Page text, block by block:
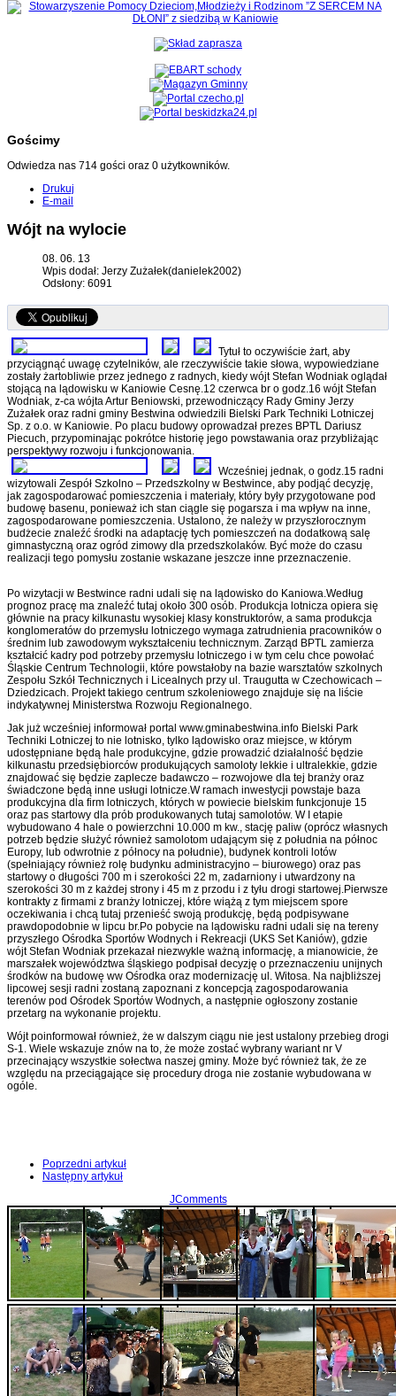
Gościmy
Odwiedza nas 714 gości oraz 0 użytkowników.
Drukuj
E-mail
Wójt na wylocie
08. 06. 13
Wpis dodał: Jerzy Zużałek(danielek2002)
Odsłony: 6091
Tytuł to oczywiście żart, aby
przyciągnąć uwagę czytelników, ale rzeczywiście takie słowa, wypowiedziane
zostały żartobliwie przez jednego z radnych, kiedy wójt Stefan Wodniak oglądał
stojącą na lądowisku w Kaniowie Cesnę.12 czerwca br o godz.16 wójt Stefan
Wodniak, z-ca wójta Artur Beniowski, przewodniczący Rady Gminy Jerzy
Zużałek oraz radni gminy Bestwina odwiedzili Bielski Park Techniki Lotniczej
Sp. z o.o. w Kaniowie. Po placu budowy oprowadzał prezes BPTL Dariusz
Piecuch, przypominając pokrótce historię jego powstawania oraz przybliżając
perspektywy rozwoju i funkcjonowania.
Wcześniej jednak, o godz.15 radni
wizytowali Zespół Szkolno – Przedszkolny w Bestwince, aby podjąć decyzję,
jak zagospodarować pomieszczenia i materiały, który były przygotowane pod
budowę basenu, ponieważ ich stan ciągle się pogarsza i ma wpływ na inne,
zagospodarowane pomieszczenia. Ustalono, że należy w przyszłorocznym
budżecie znaleźć środki na adaptację tych pomieszczeń na dodatkową salę
gimnastyczną oraz ogród zimowy dla przedszkolaków. Być może do czasu
realizacji tego pomysłu zostanie wskazane jeszcze inne przeznaczenie.
Po wizytacji w Bestwince radni udali się na lądowisko do Kaniowa.Według
prognoz pracę ma znaleźć tutaj około 300 osób. Produkcja lotnicza opiera się
głównie na pracy kilkunastu wysokiej klasy konstruktorów, a sama produkcja
konglomeratów do przemysłu lotniczego wymaga zatrudnienia pracowników o
średnim lub zawodowym wykształceniu technicznym. Zarząd BPTL zamierza
kształcić kadry pod potrzeby przemysłu lotniczego i w tym celu chce powołać
Śląskie Centrum Technologii, które powstałoby na bazie warsztatów szkolnych
Zespołu Szkół Technicznych i Licealnych przy ul. Traugutta w Czechowicach –
Dziedzicach. Projekt takiego centrum szkoleniowego znajduje się na liście
indykatywnej Ministerstwa Rozwoju Regionalnego.
Jak już wcześniej informował portal www.gminabestwina.info Bielski Park
Techniki Lotniczej to nie lotnisko, tylko lądowisko oraz miejsce, w którym
udostępniane będą hale produkcyjne, gdzie prowadzić działalność będzie
kilkunastu przedsiębiorców produkujących samoloty lekkie i ultralekkie, gdzie
znajdować się będzie zaplecze badawczo – rozwojowe dla tej branży oraz
świadczone będą inne usługi lotnicze.W ramach inwestycji powstaje baza
produkcyjna dla firm lotniczych, których w powiecie bielskim funkcjonuje 15
oraz pas startowy dla prób produkowanych tutaj samolotów. W I etapie
wybudowano 4 hale o powierzchni 10.000 m kw., stację paliw (oprócz własnych
potrzeb będzie służyć również samolotom udającym się z południa na północ
Europy, lub odwrotnie z północy na południe), budynek kontroli lotów
(spełniający również rolę budynku administracyjno – biurowego) oraz pas
startowy o długości 700 m i szerokości 22 m, zadarniony i utwardzony na
szerokości 30 m z każdej strony i 45 m z przodu i z tyłu drogi startowej.Pierwsze
kontrakty z firmami z branży lotniczej, które wiążą z tym miejscem spore
oczekiwania i chcą tutaj przenieść swoją produkcję, będą podpisywane
prawdopodobnie w lipcu br.Po pobycie na lądowisku radni udali się na tereny
przyszłego Ośrodka Sportów Wodnych i Rekreacji (UKS Set Kaniów), gdzie
wójt Stefan Wodniak przekazał niezwykle ważną informację, a mianowicie, że
marszałek województwa śląskiego podpisał decyzję o przeznaczeniu unijnych
środków na budowę ww Ośrodka oraz modernizację ul. Witosa. Na najbliższej
lipcowej sesji radni zostaną zapoznani z koncepcją zagospodarowania
terenów pod Ośrodek Sportów Wodnych, a następnie ogłoszony zostanie
przetarg na wykonanie projektu.
Wójt poinformował również, że w dalszym ciągu nie jest ustalony przebieg drogi
S-1. Wiele wskazuje znów na to, że może zostać wybrany wariant nr V
przecinający wszystkie sołectwa naszej gminy. Może być również tak, że ze
względu na przeciągające się procedury droga nie zostanie wybudowana w
ogóle.
Poprzedni artykuł
Następny artykuł
JComments